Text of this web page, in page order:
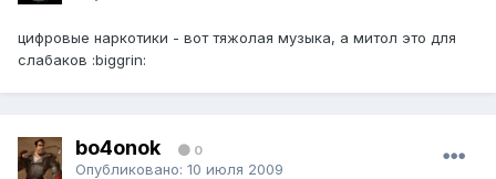
цифровые наркотики - вот тяжолая музыка, а митол это для
слабаков :biggrin:
bo4onok 0
Опубликовано: 10 июля 2009